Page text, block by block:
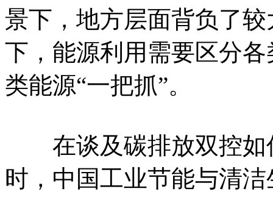
景下，地方层面背负了
下，能源利用需要区分
类能源“一把抓”。
在谈及碳排放双控如
时，中国工业节能与清